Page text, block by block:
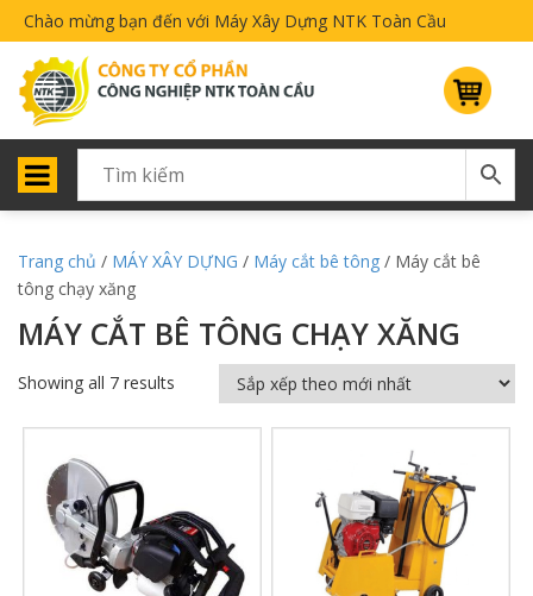
Chào mừng bạn đến với Máy Xây Dựng NTK Toàn Cầu
Trang chủ / MÁY XÂY DỰNG / Máy cắt bê tông / Máy cắt bê
tông chạy xăng
MÁY CẮT BÊ TÔNG CHẠY XĂNG
Showing all 7 results